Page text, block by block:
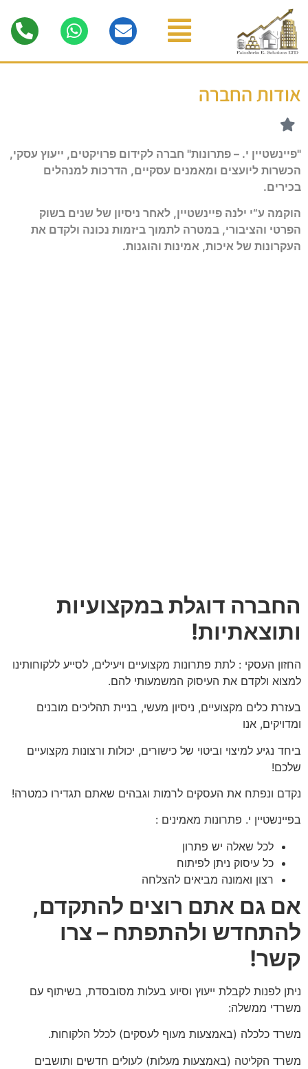
אודות החברה
"פיינשטיין י. – פתרונות" חברה לקידום פרויקטים, ייעוץ עסקי,
הכשרות ליועצים ומאמנים עסקיים, הדרכות למנהלים
בכירים.
הוקמה ע“י ילנה פיינשטיין, לאחר ניסיון של שנים בשוק
הפרטי והציבורי, במטרה לתמוך ביזמות נכונה ולקדם את
העקרונות של איכות, אמינות והוגנות.
החברה דוגלת במקצועיות
ותוצאתיות!
החזון העסקי : לתת פתרונות מקצועיים ויעילים, לסייע ללקוחותינו
למצוא ולקדם את העיסוק המשמעותי להם.
בעזרת כלים מקצועיים, ניסיון מעשי, בניית תהליכים מובנים
ומדויקים, אנו
ביחד נגיע למיצוי וביטוי של כישורים, יכולות ורצונות מקצועיים
שלכם!
נקדם ונפתח את העסקים לרמות וגבהים שאתם תגדירו כמטרה!
בפיינשטיין י. פתרונות מאמינים :
לכל שאלה יש פתרון
כל עיסוק ניתן לפיתוח
רצון ואמונה מביאים להצלחה
אם גם אתם רוצים להתקדם,
להתחדש ולהתפתח – צרו
קשר!
ניתן לפנות לקבלת ייעוץ וסיוע בעלות מסובסדת, בשיתוף עם
משרדי ממשלה:
משרד כלכלה (באמצעות מעוף לעסקים) לכלל הלקוחות.
משרד הקליטה (באמצעות מעלות) לעולים חדשים ותושבים